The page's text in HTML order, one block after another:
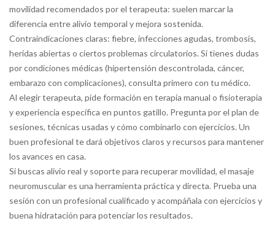
movilidad recomendados por el terapeuta: suelen marcar la
diferencia entre alivio temporal y mejora sostenida.
Contraindicaciones claras: fiebre, infecciones agudas, trombosis,
heridas abiertas o ciertos problemas circulatorios. Si tienes dudas
por condiciones médicas (hipertensión descontrolada, cáncer,
embarazo con complicaciones), consulta primero con tu médico.
Al elegir terapeuta, pide formación en terapia manual o fisioterapia
y experiencia específica en puntos gatillo. Pregunta por el plan de
sesiones, técnicas usadas y cómo combinarlo con ejercicios. Un
buen profesional te dará objetivos claros y recursos para mantener
los avances en casa.
Si buscas alivio real y soporte para recuperar movilidad, el masaje
neuromuscular es una herramienta práctica y directa. Prueba una
sesión con un profesional cualificado y acompáñala con ejercicios y
buena hidratación para potenciar los resultados.